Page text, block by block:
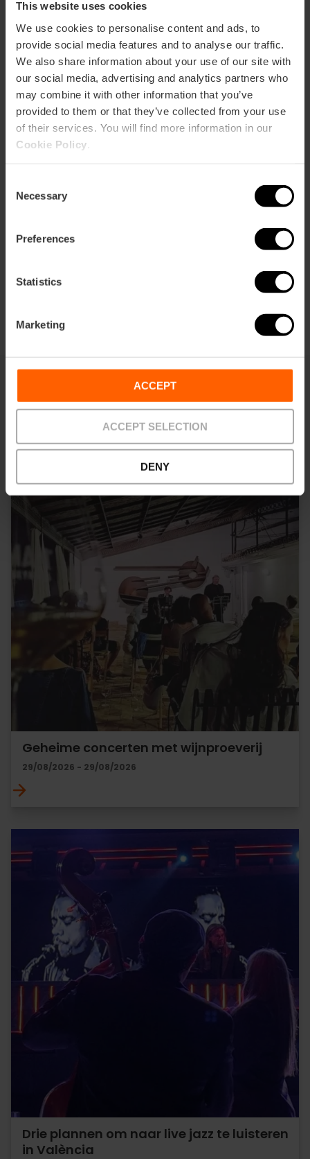
This website uses cookies
We use cookies to personalise content and ads, to
provide social media features and to analyse our traffic.
We also share information about your use of our site with
our social media, advertising and analytics partners who
may combine it with other information that you’ve
provided to them or that they’ve collected from your use
of their services. You will find more information in our
Cookie Policy
Selection
Necessary
Preferences
Statistics
Marketing
ACCEPT
ACCEPT SELECTION
DENY
Bekijk kaart
Routebeschrijving
Dit vind je misschien ook leuk
Geheime concerten met wijnproeverij
29/08/2026 - 29/08/2026
Drie plannen om naar live jazz te luisteren
in València